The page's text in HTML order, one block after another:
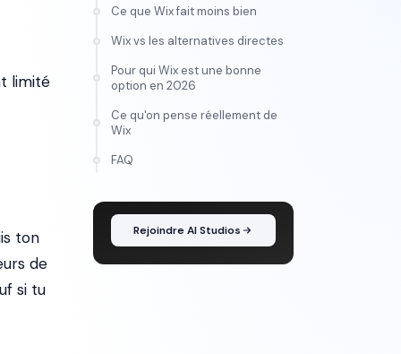
limité
ton
de
si tu
Ce que Wix fait moins bien
Wix vs les alternatives directes
Pour qui Wix est une bonne
option en 2026
Ce qu'on pense réellement de
Wix
FAQ
Rejoindre AI Studios